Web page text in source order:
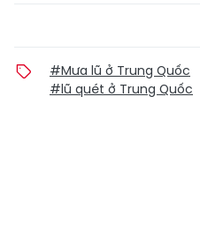
#Mưa lũ ở Trung Quốc
#lũ quét ở Trung Quốc